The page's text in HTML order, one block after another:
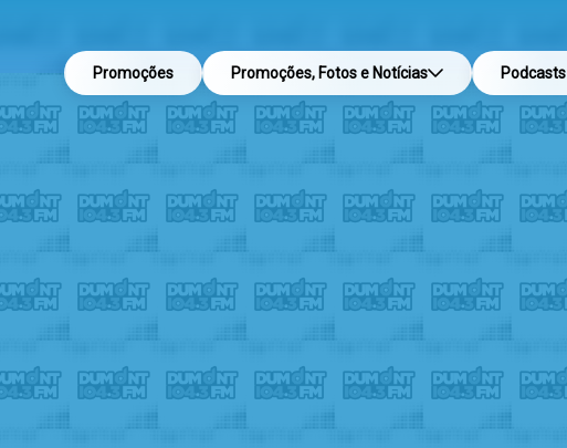
Promoções Promoções, Fotos e Notícias Podcasts